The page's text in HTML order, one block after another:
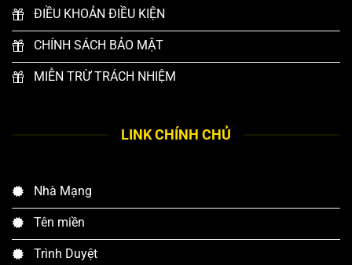
ĐIỀU KHOẢN ĐIỀU KIỆN
CHÍNH SÁCH BẢO MẬT
MIỄN TRỪ TRÁCH NHIỆM
LINK CHÍNH CHỦ
Nhà Mạng
Tên miền
Trình Duyệt